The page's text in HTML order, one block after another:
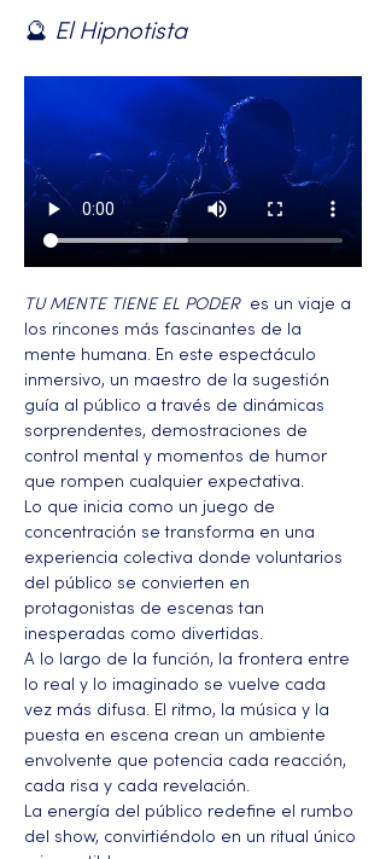
🔮 El Hipnotista
TU MENTE TIENE EL PODER
es un viaje a
los rincones más fascinantes de la
mente humana. En este espectáculo
inmersivo, un maestro de la sugestión
guía al público a través de dinámicas
sorprendentes, demostraciones de
control mental y momentos de humor
que rompen cualquier expectativa.
Lo que inicia como un juego de
concentración se transforma en una
experiencia colectiva donde voluntarios
del público se convierten en
protagonistas de escenas tan
inesperadas como divertidas.
A lo largo de la función, la frontera entre
lo real y lo imaginado se vuelve cada
vez más difusa. El ritmo, la música y la
puesta en escena crean un ambiente
envolvente que potencia cada reacción,
cada risa y cada revelación.
La energía del público redefine el rumbo
del show, convirtiéndolo en un ritual único